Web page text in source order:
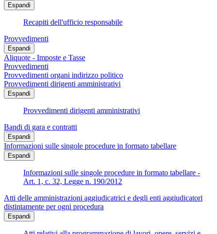
Espandi
Recapiti dell'ufficio responsabile
Provvedimenti
Espandi
Aliquote - Imposte e Tasse
Provvedimenti
Provvedimenti organi indirizzo politico
Provvedimenti dirigenti amministrativi
Espandi
Provvedimenti dirigenti amministrativi
Bandi di gara e contratti
Espandi
Informazioni sulle singole procedure in formato tabellare
Espandi
Informazioni sulle singole procedure in formato tabellare -
Art. 1, c. 32, Legge n. 190/2012
Atti delle amministrazioni aggiudicatrici e degli enti aggiudicatori
distintamente per ogni procedura
Espandi